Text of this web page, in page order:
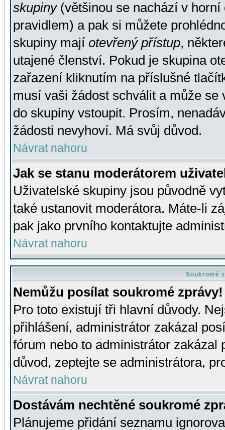
skupiny(většinou se nachází v horní
pravidlem) a pak si můžete
skupiny mají otevřený přístup,
utajené členství. Pokud je skupina
zařazení kliknutím na příslušné
musí vaši žádost schválit a může se
do skupiny vstoupit. Prosím,
žádosti nevyhoví. Má svůj důvod.
Návrat nahoru
Jak se stanu moderátorem
Uživatelské skupiny jsou původně
také ustanovit moderátora. Máte-li
pak jako prvního kontaktujte
Návrat nahoru
Soukromé
Nemůžu posílat soukromé zprávy!
Pro toto existují tři hlavní důvody.
přihlášení, administrátor zakázal
fórum nebo to administrátor zakázal
důvod, zeptejte se administrátora,
Návrat nahoru
Dostávám nechtěné soukromé
Plánujeme přidání seznamu